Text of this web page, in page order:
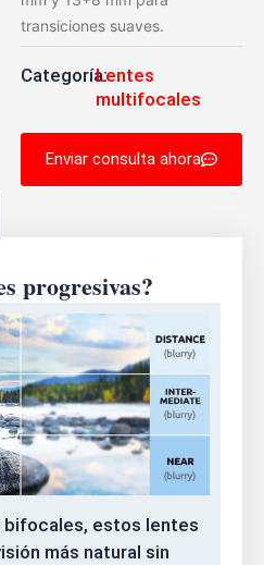
transiciones suaves.
Categoría:Lentes
multifocales
Enviar consulta ahora
progresivas?
estos lentes
más natural sin